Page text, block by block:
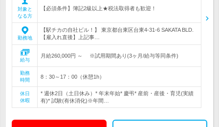
対象と
なる方
【必須条件】簿記2級以上★税法取得者も歓迎！
勤務地
【駅チカの自社ビル！】 東京都台東区台東4-31-6 SAKATA BLD.
【雇入れ直後】上記事…
給与
月給260,000円 ～ ※試用期間あり(3ヶ月/給与等同条件)
勤務
時間
8：30～17：00（休憩1h）
休日
休暇
* 週休2日（土日休み）* 年末年始* 慶弔* 産前・産後・育児(実績
有)* 試験(有休消化)※年間…